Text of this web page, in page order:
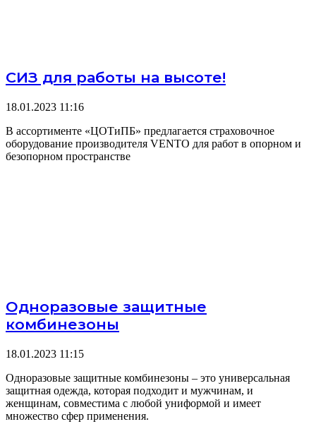
СИЗ для работы на высоте!
18.01.2023 11:16
В ассортименте «ЦОТиПБ» предлагается страховочное
оборудование производителя VENTO для работ в опорном и
безопорном пространстве
Одноразовые защитные
комбинезоны
18.01.2023 11:15
Одноразовые защитные комбинезоны – это универсальная
защитная одежда, которая подходит и мужчинам, и
женщинам, совместима с любой униформой и имеет
множество сфер применения.